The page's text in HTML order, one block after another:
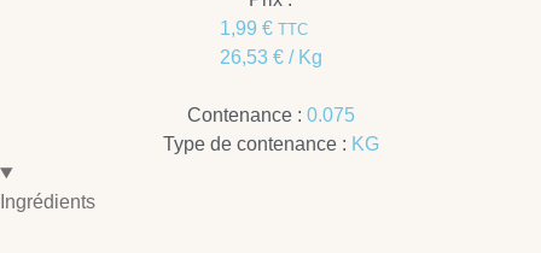
1,99 € TTC
26,53 €/ Kg
Contenance : 0.075
Type de contenance : KG
Ingrédients